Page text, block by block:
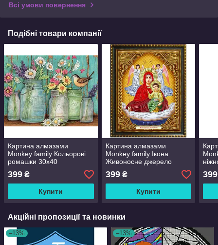
Всі умови повернення
Подібні товари компанії
Картина алмазами
Monkey family Кольорові
ромашки 30x40
(карт-000047)
399 ₴
Купити
Картина алмазами
Monkey family Ікона
Живоносне джерело
40x30 (карт-006040)
399₴
Купити
399
Акційні пропозиції та новинки
–13% –13%